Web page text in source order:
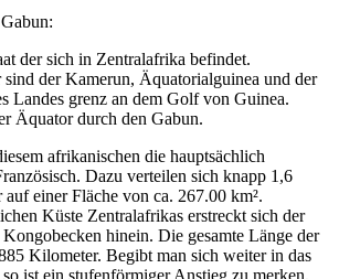
der sich in Zentralafrika befindet.
der Kamerun, Äquatorialguinea und der
Landes grenz an dem Golf von Guinea.
Äquator durch den Gabun.
afrikanischen die hauptsächlich
Dazu verteilen sich knapp 1,6
einer Fläche von ca. 267.00 km².
Küste Zentralafrikas erstreckt sich der
hinein. Die gesamte Länge der
Kilometer. Begibt man sich weiter in das
ist ein stufenförmiger Anstieg zu merken,